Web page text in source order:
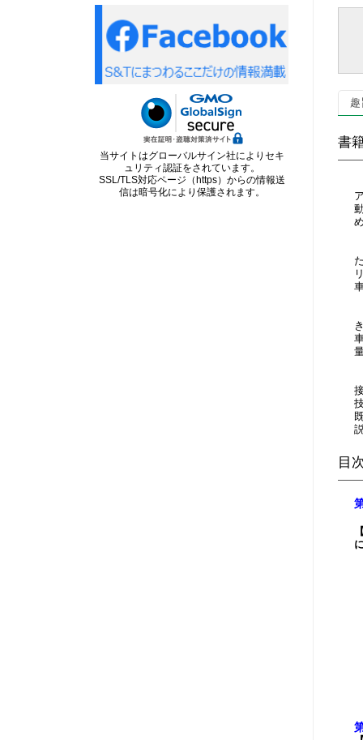
趣
書
目
当サイトはグローバルサイン社によりセキ
ュリティ認証をされています。
SSL/TLS対応ページ（https）からの情報送
信は暗号化により保護されます。